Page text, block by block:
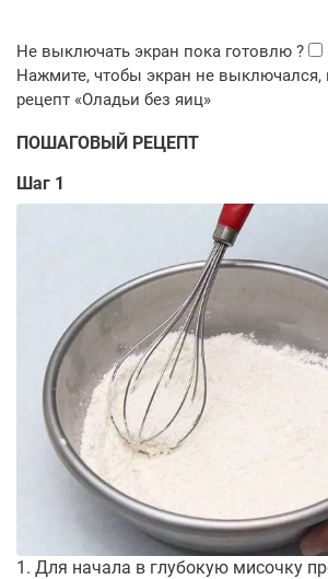
ПОШАГОВЫЙ РЕЦЕПТ
Шаг 1
1. Для начала в глубокую мисочку